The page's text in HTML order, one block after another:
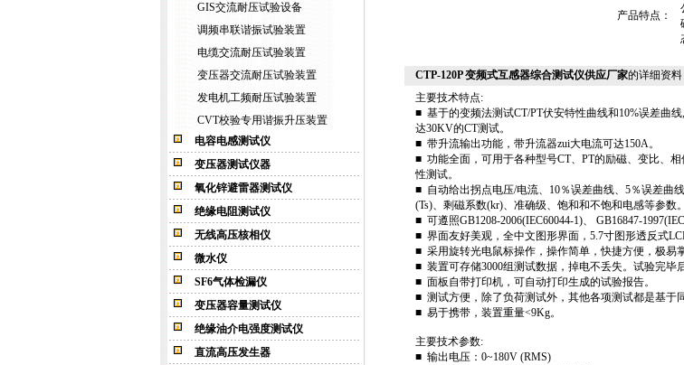
GIS交流耐压试验设备
调频串联谐振试验装置
电缆交流耐压试验装置
变压器交流耐压试验装置
发电机工频耐压试验装置
CVT校验专用谐振升压装置
电容电感测试仪
变压器测试仪器
氧化锌避雷器测试仪
绝缘电阻测试仪
无线高压核相仪
微水仪
SF6气体检漏仪
变压器容量测试仪
绝缘油介电强度测试仪
直流高压发生器
产品特点：
CTP-120P 变频式互感器综合测试仪供应厂家的详细资料
主要技术特点:
■ 基于的变频法测试CT/PT伏安特性曲线和10%误差曲
达30KV的CT测试。
■ 带升流输出功能，带升流器zui大电流可达150A。
■ 功能全面，可用于各种型号CT、PT的励磁、变比、
性测试。
■ 自动给出拐点电压/电流、10％误差曲线、5％误差曲
(Ts)、剩磁系数(kr)、准确级、饱和和不饱和电感等参数。
■ 可遵照GB1208-2006(IEC60044-1)、 GB16847-
■ 界面友好美观，全中文图形界面，5.7寸图形透反式
■ 采用旋转光电鼠标操作，操作简单，快捷方便，极易掌
■ 装置可存储3000组测试数据，掉电不丢失。试验完毕
■ 面板自带打印机，可自动打印生成的试验报告。
■ 测试方便，除了负荷测试外，其他各项测试都是基于
■ 易于携带，装置重量<9Kg。
主要技术参数:
■ 输出电压：0~180V (RMS)